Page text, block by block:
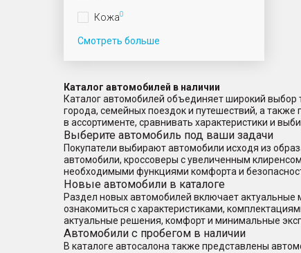
Кожа0
Смотреть больше
Каталог автомобилей в наличии
Каталог автомобилей объединяет широкий выбор
города, семейных поездок и путешествий, а
в ассортименте, сравнивать характеристики и
Выберите автомобиль под ваши задачи
Покупатели выбирают автомобили исходя из
автомобили, кроссоверы с увеличенным
необходимыми функциями комфорта и
Новые автомобили в каталоге
Раздел новых автомобилей включает актуальные
ознакомиться с характеристиками,
актуальные решения, комфорт и минимальные
Автомобили с пробегом в наличии
В каталоге автосалона также представлены